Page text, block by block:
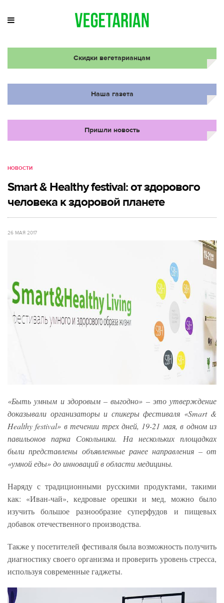
Скидки вегетарианцам
Наша газета
Пришли новость
НОВОСТИ
Smart & Healthy festival: от здорового
человека к здоровой планете
26 МАЯ 2017
«Быть умным и здоровым – выгодно» – это утверждение
доказывали организаторы и спикеры фестиваля «Smart &
Healthy festival» в течении трех дней, 19-21 мая, в одном из
павильонов парка Сокольники. На нескольких площадках
были представлены объявленные ранее направления – от
«умной еды» до инноваций в области медицины.
Наряду с традиционными русскими продуктами, такими
как: «Иван-чай», кедровые орешки и мед, можно было
изучить большое разнообразие суперфудов и пищевых
добавок отечественного производства.
Также у посетителей фестиваля была возможность получить
диагностику своего организма и проверить уровень стресса,
используя современные гаджеты.